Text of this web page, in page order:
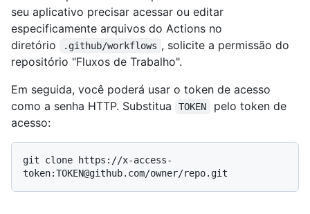
seu aplicativo precisar acessar ou editar
especificamente arquivos do Actions no
diretório
.github/workflows , solicite a permissão do
repositório "Fluxos de Trabalho".
Em seguida, você poderá usar o token de acesso
como a senha HTTP. Substitua
TOKEN
pelo token de
acesso:
git clone https://x-access-